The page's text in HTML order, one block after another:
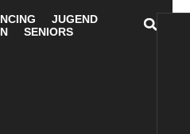
JUGEND
SENIORS